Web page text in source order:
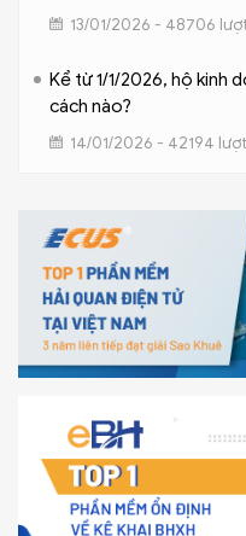
13/01/2026 - 48706
Kể từ 1/1/2026, hộ kinh
cách nào?
14/01/2026 - 42194